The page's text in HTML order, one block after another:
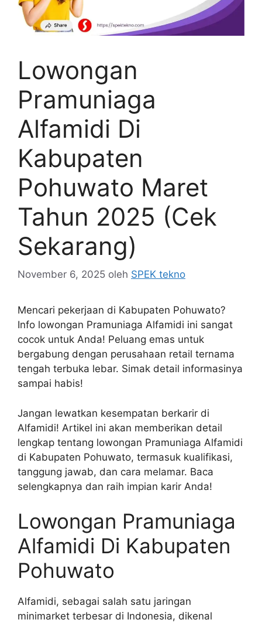
Lowongan
Pramuniaga
Alfamidi Di
Kabupaten
Pohuwato Maret
Tahun 2025 (Cek
Sekarang)
November 6, 2025 oleh SPEK tekno
Mencari pekerjaan di Kabupaten Pohuwato?
Info lowongan Pramuniaga Alfamidi ini sangat
cocok untuk Anda! Peluang emas untuk
bergabung dengan perusahaan retail ternama
tengah terbuka lebar. Simak detail informasinya
sampai habis!
Jangan lewatkan kesempatan berkarir di
Alfamidi! Artikel ini akan memberikan detail
lengkap tentang lowongan Pramuniaga Alfamidi
di Kabupaten Pohuwato, termasuk kualifikasi,
tanggung jawab, dan cara melamar. Baca
selengkapnya dan raih impian karir Anda!
Lowongan Pramuniaga
Alfamidi Di Kabupaten
Pohuwato
Alfamidi, sebagai salah satu jaringan
minimarket terbesar di Indonesia, dikenal